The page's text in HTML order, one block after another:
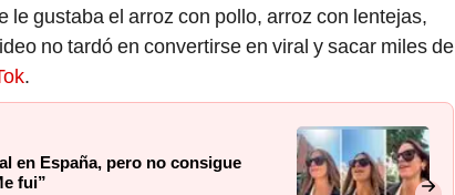
le gustaba el arroz con pollo, arroz con lentejas,
no tardó en convertirse en viral y sacar miles de
.
en España, pero no consigue
fui”